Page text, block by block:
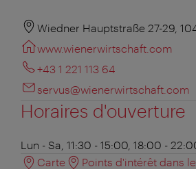
Wiedner Hauptstraße 27-29,
www.wienerwirtschaft.com
+43 1 221 113 64
servus@wienerwirtschaft.com
Horaires d'ouverture
Lun - Sa, 11:30 - 15:00, 18:00 -
Carte
Points d'intérêt dans